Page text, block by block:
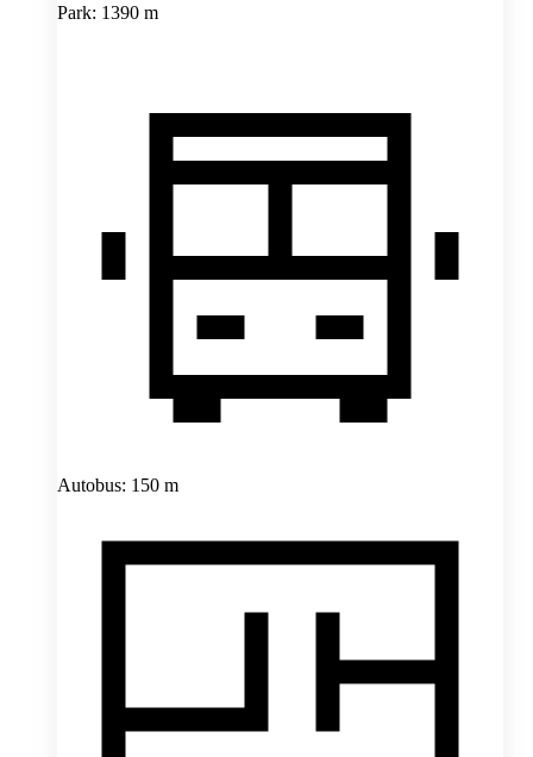
Park: 1390 m
Autobus: 150 m